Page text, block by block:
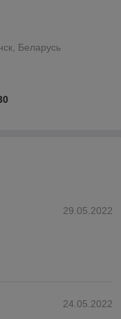
Беларусь
29.05.2022
24.05.2022